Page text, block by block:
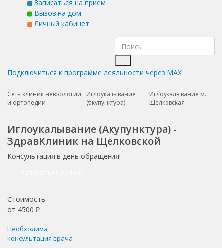
Записаться на прием
Вызов на дом
Личный кабинет
Подключиться к программе лояльности через MAX
Сеть клиник неврологии
и ортопедии
Иглоукалывание
(акупунктура)
Иглоукалывание м.
Щелковская
Иглоукалывание (Акупунктура) -
ЗдравКлиник на Щелковской
Консультация в день обращения!
Стоимость
от 4500 ₽
Необходима
консультация врача